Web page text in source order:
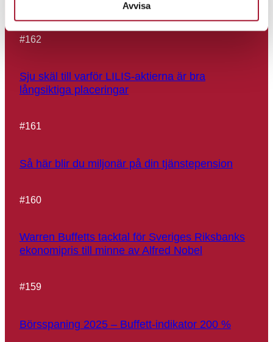
Avvisa
Börjessons börsspaning för 2026
#162
Sju skäl till varför LILIS-aktierna är bra
långsiktiga placeringar
#161
Så här blir du miljonär på din tjänstepension
#160
Warren Buffetts tacktal för Sveriges Riksbanks
ekonomipris till minne av Alfred Nobel
#159
Börsspaning 2025 – Buffett-indikator 200 %